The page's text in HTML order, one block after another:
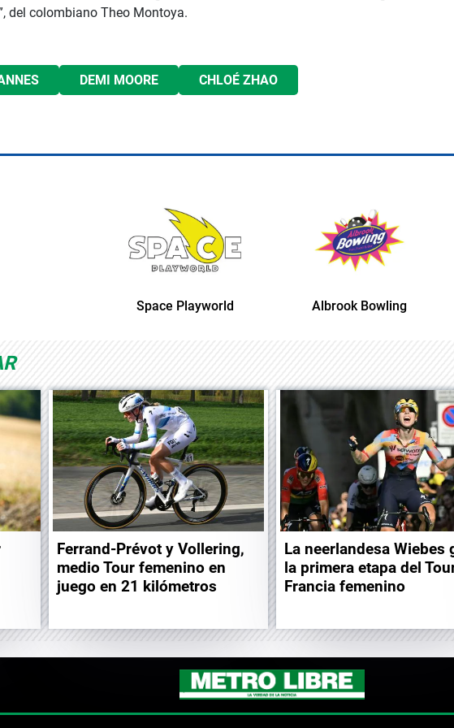
del colombiano Theo Montoya.
DEMI MOORE CHLOÉ ZHAO
Albrook Bowling Space Playworld
Ferrand-Prévot y Vollering,
medio Tour femenino en
juego en 21 kilómetros
La neerlandesa Wiebes
la primera etapa del
Francia femenino